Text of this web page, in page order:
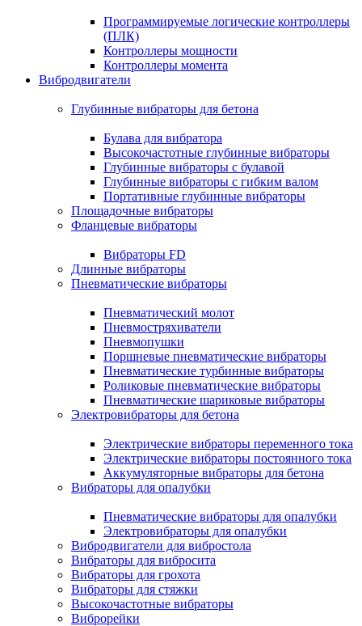
Программируемые логические контроллеры
(ПЛК)
Контроллеры мощности
Контроллеры момента
Вибродвигатели
Глубинные вибраторы для бетона
Булава для вибратора
Высокочастотные глубинные вибраторы
Глубинные вибраторы с булавой
Глубинные вибраторы с гибким валом
Портативные глубинные вибраторы
Площадочные вибраторы
Фланцевые вибраторы
Вибраторы FD
Длинные вибраторы
Пневматические вибраторы
Пневматический молот
Пневмостряхиватели
Пневмопушки
Поршневые пневматические вибраторы
Пневматические турбинные вибраторы
Роликовые пневматические вибраторы
Пневматические шариковые вибраторы
Электровибраторы для бетона
Электрические вибраторы переменного тока
Электрические вибраторы постоянного тока
Аккумуляторные вибраторы для бетона
Вибраторы для опалубки
Пневматические вибраторы для опалубки
Электровибраторы для опалубки
Вибродвигатели для вибростола
Вибраторы для вибросита
Вибраторы для грохота
Вибраторы для стяжки
Высокочастотные вибраторы
Виброрейки